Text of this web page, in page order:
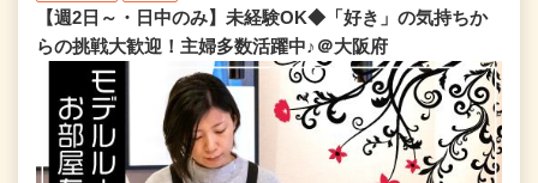
【週2日～・日中のみ】未経験OK◆「好き」の気持ちか
らの挑戦大歓迎！主婦多数活躍中♪＠大阪府